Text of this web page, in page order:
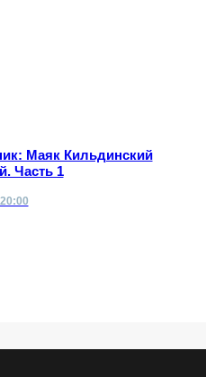
Маяк Кильдинский
Часть 1